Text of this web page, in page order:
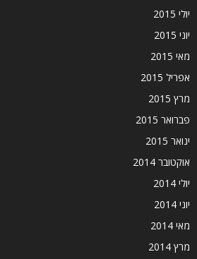
יולי 2015
יוני 2015
מאי 2015
אפריל 2015
מרץ 2015
פברואר 2015
ינואר 2015
אוקטובר 2014
יולי 2014
יוני 2014
מאי 2014
מרץ 2014